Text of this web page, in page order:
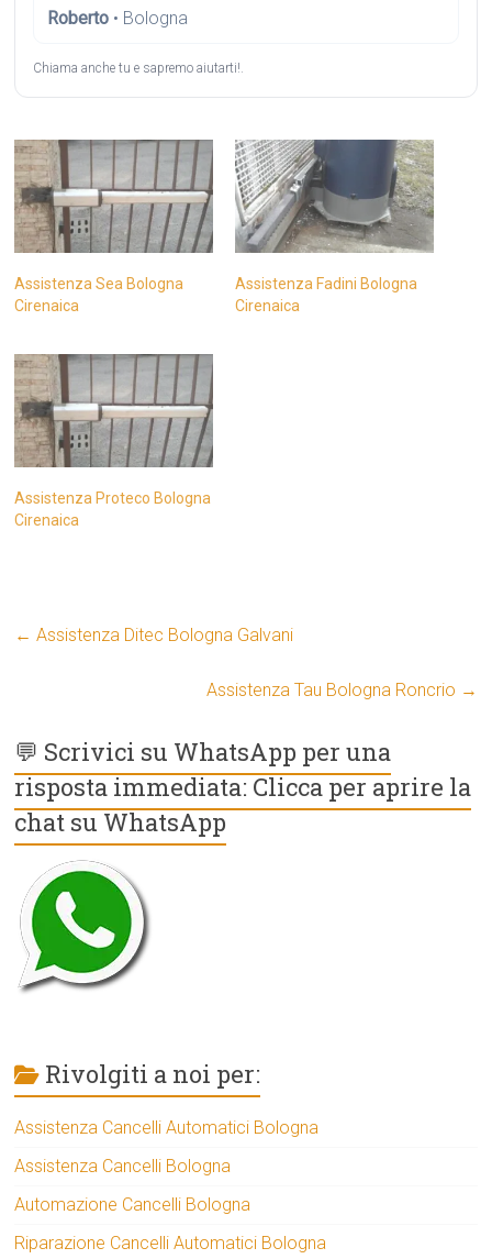
Roberto • Bologna
Chiama anche tu e sapremo aiutarti!.
Assistenza Sea Bologna
Cirenaica
Assistenza Fadini Bologna
Cirenaica
Assistenza Proteco Bologna
Cirenaica
← Assistenza Ditec Bologna Galvani
Assistenza Tau Bologna Roncrio →
💬 Scrivici su WhatsApp per una
risposta immediata: Clicca per aprire la
chat su WhatsApp
Rivolgiti a noi per:
Assistenza Cancelli Automatici Bologna
Assistenza Cancelli Bologna
Automazione Cancelli Bologna
Riparazione Cancelli Automatici Bologna